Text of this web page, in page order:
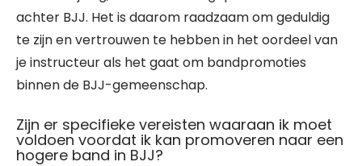
achter BJJ. Het is daarom raadzaam om geduldig
te zijn en vertrouwen te hebben in het oordeel van
je instructeur als het gaat om bandpromoties
binnen de BJJ-gemeenschap.
Zijn er specifieke vereisten waaraan ik moet
voldoen voordat ik kan promoveren naar een
hogere band in BJJ?